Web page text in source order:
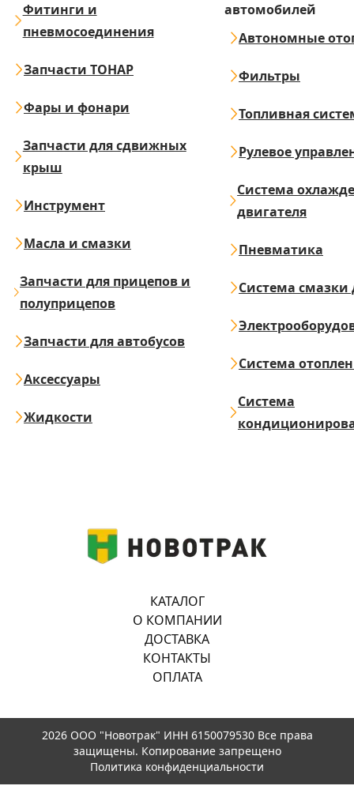
Фитинги и
пневмосоединения
Запчасти ТОНАР
Фары и фонари
Запчасти для сдвижных
крыш
Инструмент
Масла и смазки
Запчасти для прицепов и
полуприцепов
Запчасти для автобусов
Аксессуары
Жидкости
автомобилей
Автономные
Фильтры
Топливная
Рулевое
Система
двигателя
Пневматика
Система смазки
Система
Система
КАТАЛОГ
О КОМПАНИИ
ДОСТАВКА
КОНТАКТЫ
ОПЛАТА
2026 ООО "Новотрак" ИНН 6150079530 Все права
защищены. Копирование запрещено
Политика конфиденциальности